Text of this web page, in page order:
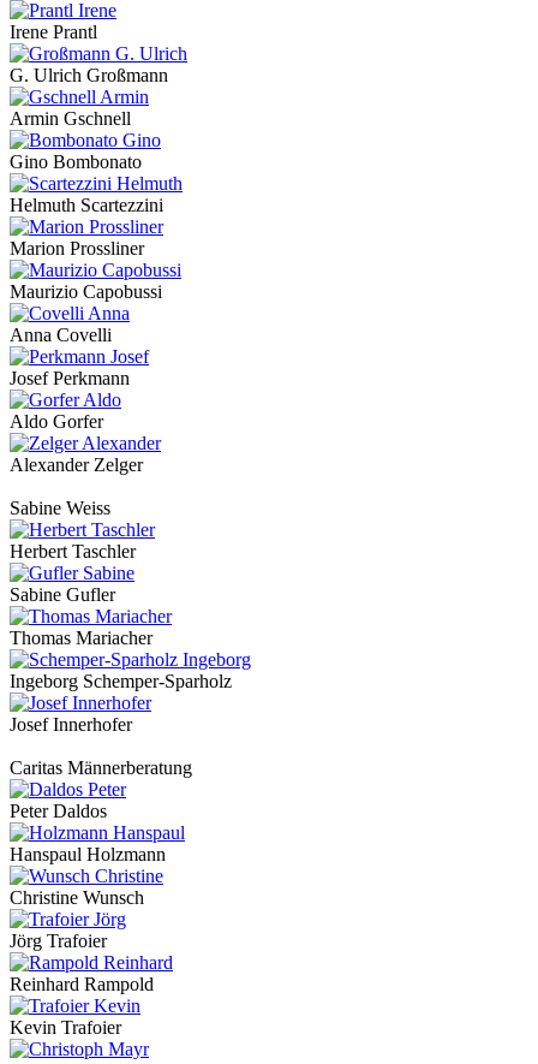
Irene Prantl
G. Ulrich Großmann
Armin Gschnell
Gino Bombonato
Helmuth Scartezzini
Marion Prossliner
Maurizio Capobussi
Anna Covelli
Josef Perkmann
Aldo Gorfer
Alexander Zelger
Sabine Weiss
Herbert Taschler
Sabine Gufler
Thomas Mariacher
Ingeborg Schemper-Sparholz
Josef Innerhofer
Caritas Männerberatung
Peter Daldos
Hanspaul Holzmann
Christine Wunsch
Jörg Trafoier
Reinhard Rampold
Kevin Trafoier